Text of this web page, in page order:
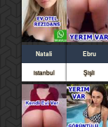
Natali
istanbul
Ebru
Şişli